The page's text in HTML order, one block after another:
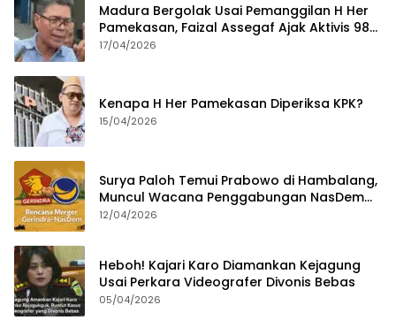
Madura Bergolak Usai Pemanggilan H Her
Pamekasan, Faizal Assegaf Ajak Aktivis 98
Bongkar Permainan KPK
17/04/2026
Kenapa H Her Pamekasan Diperiksa KPK?
15/04/2026
Surya Paloh Temui Prabowo di Hambalang,
Muncul Wacana Penggabungan NasDem
dan Gerindra
12/04/2026
Heboh! Kajari Karo Diamankan Kejagung
Usai Perkara Videografer Divonis Bebas
05/04/2026